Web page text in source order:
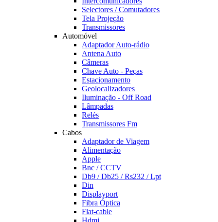
Selectores / Comutadores
Tela Projeção
Transmissores
Automóvel
Adaptador Auto-rádio
Antena Auto
Câmeras
Chave Auto - Peças
Estacionamento
Geolocalizadores
Iluminação - Off Road
Lâmpadas
Relés
Transmissores Fm
Cabos
Adaptador de Viagem
Alimentação
Apple
Bnc / CCTV
Db9 / Db25 / Rs232 / Lpt
Din
Displayport
Fibra Óptica
Flat-cable
Hdmi